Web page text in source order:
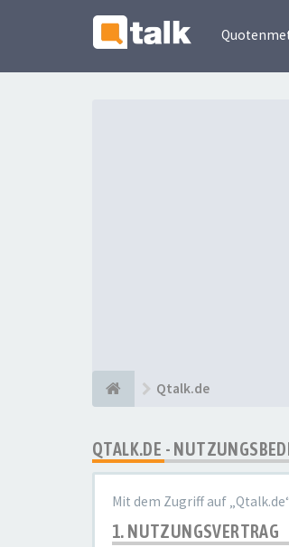
Qtalk.de
QTALK.DE -
Mit dem Zugriff auf
1. NUTZUNGSVERTRAG